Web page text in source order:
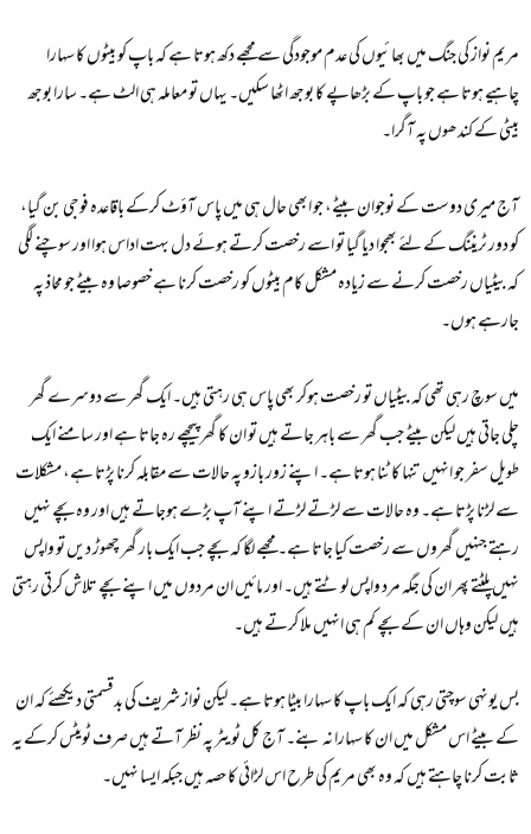
مریم نواز کی جنگ میں بھائیوں کی عدم موجودگی سے مجھے دکھ ہوتا ہے کہ باپ کو بیٹوں کا سہارا
چاہیے ہوتا ہے جو باپ کے بڑھاپے کا بوجھ اٹھا سکیں۔ یہاں تو معاملہ ہی الٹ ہے۔ سارا بوجھ
بیٹی کے کندھوں پہ آگرا۔
آج میری دوست کے نوجوان بیٹے، جو ابھی حال ہی میں پاس آؤٹ کرکے باقاعدہ فوجی بن گیا،
کو دور ٹریننگ کے لئے بھجوا دیا گیا تو اسے رخصت کرتے ہوئے دل بہت اداس ہوا اور سوچنے لگی
کہ بیٹیاں رخصت کرنے سے زیادہ مشکل کام بیٹوں کو رخصت کرنا ہے خصوصا وہ بیٹے جو محاذ پہ
جارہے ہوں۔
میں سوچ رہی تھی کہ بیٹیاں تو رخصت ہوکر بھی پاس ہی رہتی ہیں۔ ایک گھر سے دوسرے گھر
چلی جاتی ہیں لیکن بیٹے جب گھر سے باہر جاتے ہیں تو ان کا گھر پیچھے رہ جاتا ہے اور سامنے ایک
طویل سفر جو انہیں تنہا کاٹنا ہوتا ہے۔ اپنے زور بازو پہ حالات سے مقابلہ کرنا پڑتا ہے، مشکلات
سے لڑنا پڑتا ہے۔ وہ حالات سے لڑتے لڑتے اپنے آپ بڑے ہوجاتے ہیں اور وہ بچے نہیں
رہتے جنہیں گھروں سے رخصت کیا جاتا ہے۔ مجھے لگا کہ بچے جب ایک بار گھر چھوڑ دیں تو واپس
نہیں پلٹتے پھر ان کی جگہ مرد واپس لوٹتے ہیں۔ اور مائیں ان مردوں میں اپنے بچے تلاش کرتی رہتی
ہیں لیکن وہاں ان کے بچے کم ہی انہیں ملا کرتے ہیں۔
بس یونہی سوچتی رہی کہ ایک باپ کا سہارا بیٹا ہوتا ہے۔ لیکن نواز شریف کی بدقسمتی دیکھئے کہ ان
کے بیٹے اس مشکل میں ان کا سہارا نہ بنے۔ آج کل ٹویٹر پہ نظر آتے ہیں صرف ٹویٹس کرکے یہ
ثابت کرنا چاہتے ہیں کہ وہ بھی مریم کی طرح اس لڑائی کا حصہ ہیں جبکہ ایسا نہیں۔